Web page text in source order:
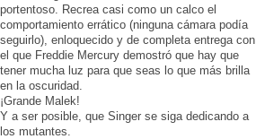
portentoso. Recrea casi como un calco el
comportamiento errático (ninguna cámara podía
seguirlo), enloquecido y de completa entrega con
el que Freddie Mercury demostró que hay que
tener mucha luz para que seas lo que más brilla
en la oscuridad.
¡Grande Malek!
Y a ser posible, que Singer se siga dedicando a
los mutantes.